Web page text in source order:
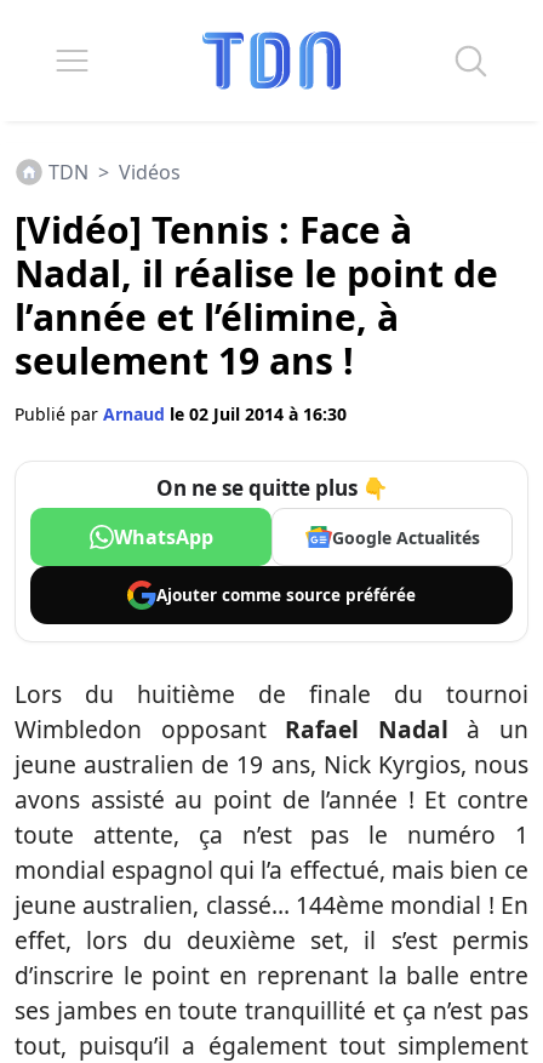
TDN > Vidéos
[Vidéo] Tennis : Face à
Nadal, il réalise le point de
l’année et l’élimine, à
seulement 19 ans !
Publié par Arnaud le 02 Juil 2014 à 16:30
On ne se quitte plus 👇
WhatsApp Google Actualités
Ajouter comme source préférée
Lors du huitième de finale du tournoi
Wimbledon opposant Rafael Nadal à un
jeune australien de 19 ans, Nick Kyrgios, nous
avons assisté au point de l’année ! Et contre
toute attente, ça n’est pas le numéro 1
mondial espagnol qui l’a effectué, mais bien ce
jeune australien, classé… 144ème mondial ! En
effet, lors du deuxième set, il s’est permis
d’inscrire le point en reprenant la balle entre
ses jambes en toute tranquillité et ça n’est pas
tout, puisqu’il a également tout simplement